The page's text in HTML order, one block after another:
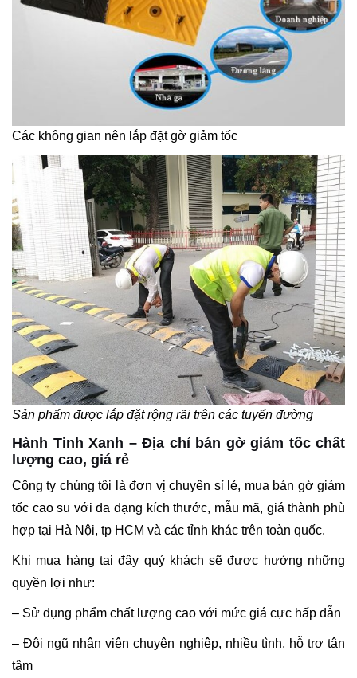
Các không gian nên lắp đặt gờ giảm tốc
Sản phẩm được lắp đặt rộng rãi trên các tuyến đường
Hành Tinh Xanh – Địa chỉ bán gờ giảm tốc chất
lượng cao, giá rẻ
Công ty chúng tôi là đơn vị chuyên sỉ lẻ, mua bán gờ giảm
tốc cao su với đa dạng kích thước, mẫu mã, giá thành phù
hợp tại Hà Nội, tp HCM và các tỉnh khác trên toàn quốc.
Khi mua hàng tại đây quý khách sẽ được hưởng những
quyền lợi như:
– Sử dụng phẩm chất lượng cao với mức giá cực hấp dẫn
– Đội ngũ nhân viên chuyên nghiệp, nhiều tình, hỗ trợ tận
tâm